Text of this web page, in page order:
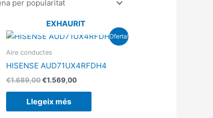
Oferta!
EXHAURIT
Aire conductes
HISENSE AUD71UX4RFDH4
€1.689,00
El
original
€1.689,00.
€1.569,00
El
€1.569,00.
Llegeix més